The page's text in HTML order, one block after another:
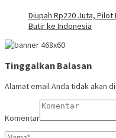
Diupah Rp220 Juta,
Butir ke Indonesia
Tinggalkan Balasan
Alamat email Anda tidak akan
Komentar